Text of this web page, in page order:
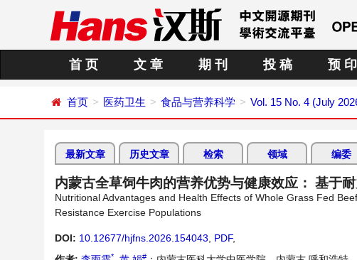
首 页 文 章 期 刊 投 稿 预 印
首页 医药卫生 食品与营养科学 Vol. 15 No. 4 (July
最新文章 历史文章 检索 领域 编委
内蒙古全草饲牛肉的营养优势与健康效应： 基于
Nutritional Advantages and Health Effects of Whole Grass Fed
Resistance Exercise Populations
DOI: 10.12677/hjfns.2026.154043 PDF,
* #